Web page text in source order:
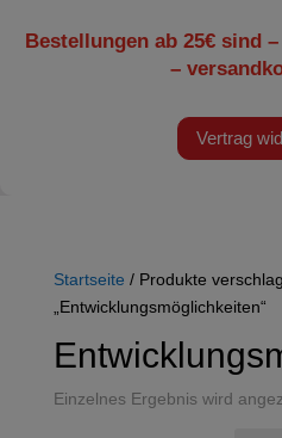
Bestellungen ab 25€ sind
–
Vertrag
Startseite / Produkte
„Entwicklungsmöglichkeiten“
Einzelnes Ergebnis wird